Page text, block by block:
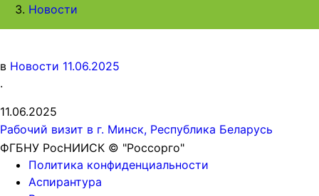
Новости
в Новости 11.06.2025
.
11.06.2025
Рабочий визит в г. Минск, Республика Беларусь
ФГБНУ РосНИИСК © "Россорго"
Политика конфиденциальности
Аспирантура